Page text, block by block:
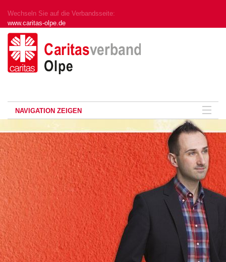
Wechseln Sie auf die Verbandsseite:
www.caritas-olpe.de
NAVIGATION ZEIGEN